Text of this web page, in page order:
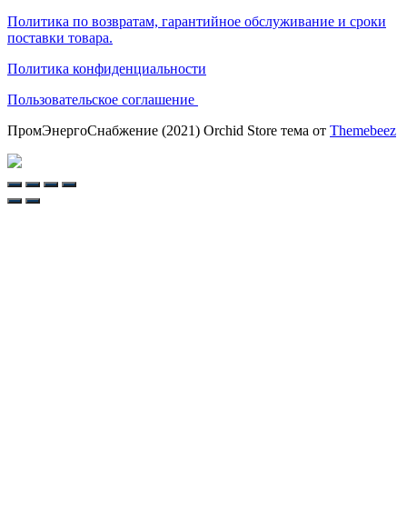
Политика по возвратам, гарантийное обслуживание и сроки
поставки товара.
Политика конфиденциальности
Пользовательское соглашение
ПромЭнергоСнабжение (2021) Orchid Store тема от Themebeez